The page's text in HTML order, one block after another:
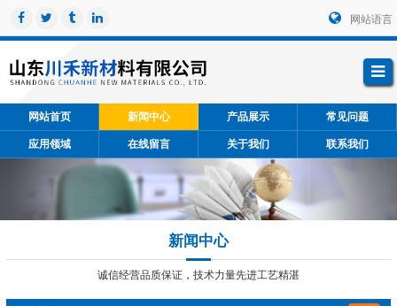
网站语言
网站首页 新闻中心 产品展示 常见问题
应用领域 在线留言 关于我们 联系我们
新闻中心
诚信经营品质保证，技术力量先进工艺精湛